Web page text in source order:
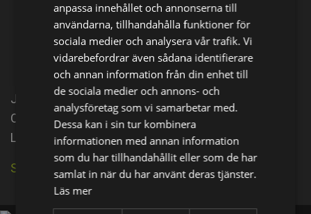
Facebook X E-postadress
Jeana Zettler is an actress, known for Standing
Ovation (2010), The Mind of a Murderer (2015) and
Love at First Kiss (2016).
Se källa på IMDb
anpassa innehållet och annonserna till
användarna, tillhandahålla funktioner för
sociala medier och analysera vår trafik. Vi
vidarebefordrar även sådana identifierare
och annan information från din enhet till
de sociala medier och annons- och
analysföretag som vi samarbetar med.
Dessa kan i sin tur kombinera
informationen med annan information
som du har tillhandahållit eller som de har
samlat in när du har använt deras tjänster.
Läs mer